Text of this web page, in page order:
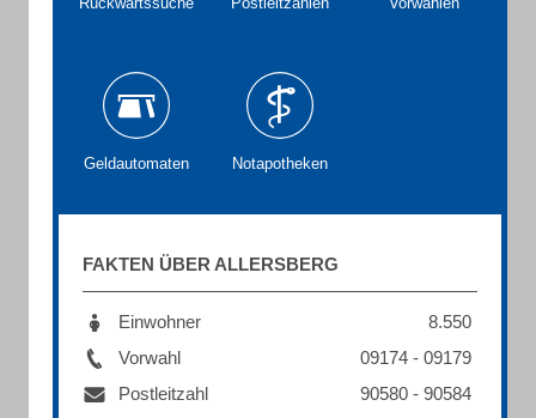
Geldautomaten Notapotheken
FAKTEN ÜBER ALLERSBERG
Einwohner
8.550
Vorwahl
09174 - 09179
Postleitzahl
90580 - 90584